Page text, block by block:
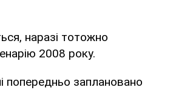
наразі тотожно
2008 року.
попередньо заплановано